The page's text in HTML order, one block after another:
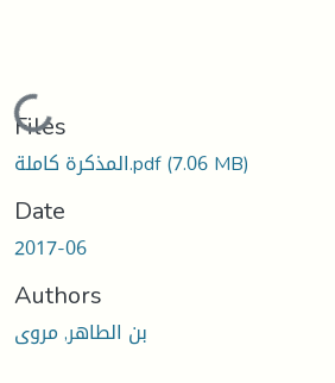
Loading...
Files
المذكرة كاملة.pdf(7.06 MB)
Date
2017-06
Authors
بن الطاهر, مروى